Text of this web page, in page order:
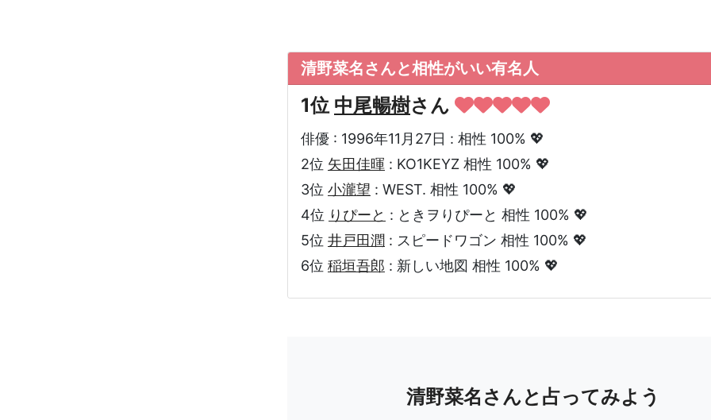
清野菜名さんと相性がいい有名人
1位 中尾暢樹さん
俳優 : 1996年11月27日 : 相性 100% 💖
2位 矢田佳暉 : KO1KEYZ 相性 100% 💖
3位 小瀧望 : WEST. 相性 100% 💖
4位 りぴーと : ときヲりぴーと 相性 100% 💖
5位 井戸田潤 : スピードワゴン 相性 100% 💖
6位 稲垣吾郎 : 新しい地図 相性 100% 💖
清野菜名さんと占ってみよう